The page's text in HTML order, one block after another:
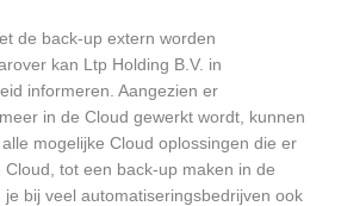
de back-up extern worden
kan Ltp Holding B.V. in
informeren. Aangezien er
in de Cloud gewerkt wordt, kunnen
mogelijke Cloud oplossingen die er
Cloud, tot een back-up maken in de
bij veel automatiseringsbedrijven ook